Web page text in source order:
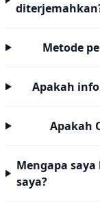
Metode
Apakah
Apakah
Mengapa
saya?